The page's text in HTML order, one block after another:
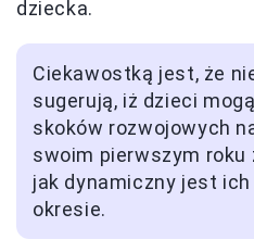
dziecka.
Ciekawostką jest, że
sugerują, iż dzieci
skoków rozwojowych
swoim pierwszym roku
jak dynamiczny jest
okresie.